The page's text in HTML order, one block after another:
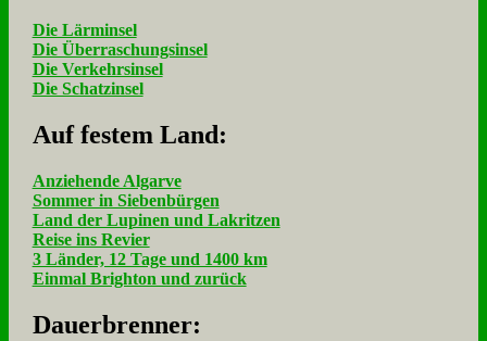
Die Lärminsel
Die Überraschungsinsel
Die Verkehrsinsel
Die Schatzinsel
Auf fe­stem Land:
Anziehende Algarve
Sommer in Siebenbürgen
Land der Lupinen und Lakritzen
Reise ins Revier
3 Länder, 12 Tage und 1400 km
Einmal Brighton und zurück
Dau­er­bren­ner: